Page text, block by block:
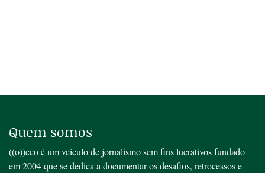
Quem somos
((o))eco é um veículo de jornalismo sem fins lucrativos fundado
em 2004 que se dedica a documentar os desafios, retrocessos e